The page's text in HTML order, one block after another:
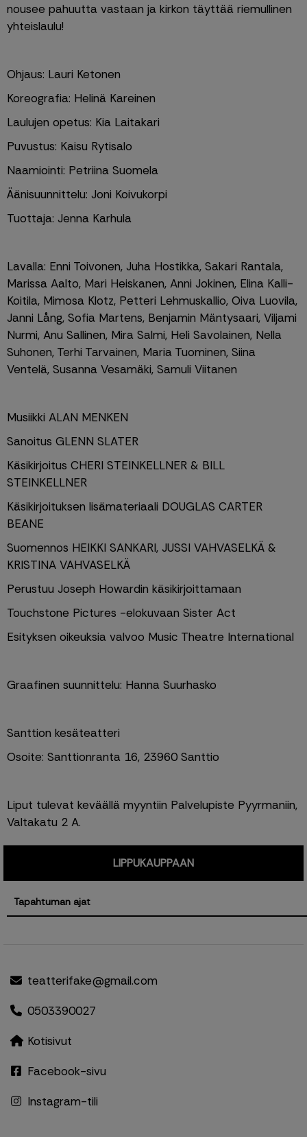
nousee pahuutta vastaan ja kirkon täyttää riemullinen
yhteislaulu!
Ohjaus: Lauri Ketonen
Koreografia: Helinä Kareinen
Laulujen opetus: Kia Laitakari
Puvustus: Kaisu Rytisalo
Naamiointi: Petriina Suomela
Äänisuunnittelu: Joni Koivukorpi
Tuottaja: Jenna Karhula
Lavalla: Enni Toivonen, Juha Hostikka, Sakari Rantala,
Marissa Aalto, Mari Heiskanen, Anni Jokinen, Elina Kalli-
Koitila, Mimosa Klotz, Petteri Lehmuskallio, Oiva Luovila,
Janni Lång, Sofia Martens, Benjamin Mäntysaari, Viljami
Nurmi, Anu Sallinen, Mira Salmi, Heli Savolainen, Nella
Suhonen, Terhi Tarvainen, Maria Tuominen, Siina
Ventelä, Susanna Vesamäki, Samuli Viitanen
Musiikki ALAN MENKEN
Sanoitus GLENN SLATER
Käsikirjoitus CHERI STEINKELLNER & BILL
STEINKELLNER
Käsikirjoituksen lisämateriaali DOUGLAS CARTER
BEANE
Suomennos HEIKKI SANKARI, JUSSI VAHVASELKÄ &
KRISTINA VAHVASELKÄ
Perustuu Joseph Howardin käsikirjoittamaan
Touchstone Pictures -elokuvaan Sister Act
Esityksen oikeuksia valvoo Music Theatre International
Graafinen suunnittelu: Hanna Suurhasko
Santtion kesäteatteri
Osoite: Santtionranta 16, 23960 Santtio
Liput tulevat keväällä myyntiin Palvelupiste Pyyrmaniin,
Valtakatu 2 A.
LIPPUKAUPPAAN
Tapahtuman ajat
teatterifake@gmail.com
0503390027
Kotisivut
Facebook-sivu
Instagram-tili